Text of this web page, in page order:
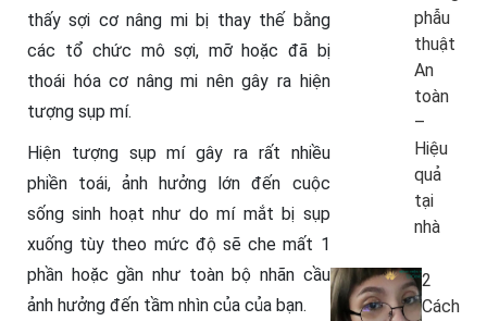
thấy sợi cơ nâng mi bị thay thế bằng
các tổ chức mô sợi, mỡ hoặc đã bị
thoái hóa cơ nâng mi nên gây ra hiện
tượng sụp mí.
Hiện tượng sụp mí gây ra rất nhiều
phiền toái, ảnh hưởng lớn đến cuộc
sống sinh hoạt như do mí mắt bị sụp
xuống tùy theo mức độ sẽ che mất 1
phần hoặc gần như toàn bộ nhãn cầu
ảnh hưởng đến tầm nhìn của của bạn.
phẫu
thuật
An
toàn
–
Hiệu
quả
tại
nhà
2
Cách